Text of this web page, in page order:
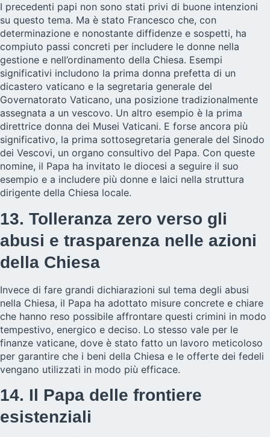
I precedenti papi non sono stati privi di buone intenzioni
su questo tema. Ma è stato Francesco che, con
determinazione e nonostante diffidenze e sospetti, ha
compiuto passi concreti per includere le donne nella
gestione e nell’ordinamento della Chiesa. Esempi
significativi includono la prima donna prefetta di un
dicastero vaticano e la segretaria generale del
Governatorato Vaticano, una posizione tradizionalmente
assegnata a un vescovo. Un altro esempio è la prima
direttrice donna dei Musei Vaticani. E forse ancora più
significativo, la prima sottosegretaria generale del Sinodo
dei Vescovi, un organo consultivo del Papa. Con queste
nomine, il Papa ha invitato le diocesi a seguire il suo
esempio e a includere più donne e laici nella struttura
dirigente della Chiesa locale.
13. Tolleranza zero verso gli
abusi e trasparenza nelle azioni
della Chiesa
Invece di fare grandi dichiarazioni sul tema degli abusi
nella Chiesa, il Papa ha adottato misure concrete e chiare
che hanno reso possibile affrontare questi crimini in modo
tempestivo, energico e deciso. Lo stesso vale per le
finanze vaticane, dove è stato fatto un lavoro meticoloso
per garantire che i beni della Chiesa e le offerte dei fedeli
vengano utilizzati in modo più efficace.
14. Il Papa delle frontiere
esistenziali